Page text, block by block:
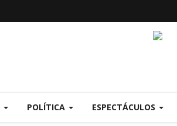
POLÍTICA ESPECTÁCULOS